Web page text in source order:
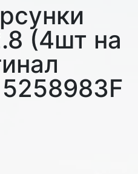
(4шт на